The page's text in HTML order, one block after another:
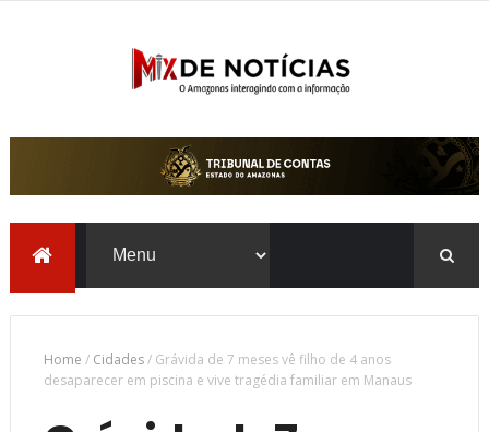
Home / Cidades/ Grávida de 7 meses vê filho de 4 anos
desaparecer em piscina e vive tragédia familiar em Manaus